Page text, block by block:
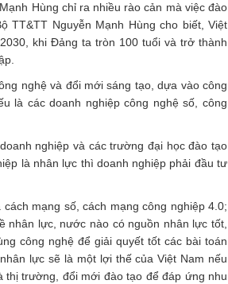
Hùng chỉ ra nhiều rào cản mà việc đào
TT&TT Nguyễn Mạnh Hùng cho biết, Việt
khi Đảng ta tròn 100 tuổi và trở thành
nghệ và đổi mới sáng tạo, dựa vào công
là các doanh nghiệp công nghệ số, công
nghiệp và các trường đại học đào tạo
là nhân lực thì doanh nghiệp phải đầu tư
mạng số, cách mạng công nghiệp 4.0;
nhân lực, nước nào có nguồn nhân lực tốt,
công nghệ để giải quyết tốt các bài toán
lực sẽ là một lợi thế của Việt Nam nếu
trường, đổi mới đào tạo để đáp ứng nhu